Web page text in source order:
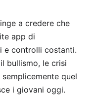
a credere che
app di
e controlli costanti.
bullismo, le crisi
quel
i giovani oggi.